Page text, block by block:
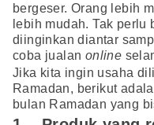
bergeser. Orang lebih
lebih mudah. Tak perlu
diinginkan diantar
coba jualan online
Jika kita ingin usaha
Ramadan, berikut
bulan Ramadan yang